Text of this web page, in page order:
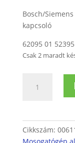
Bosch/
kapcsoló
62095 01 52395
Csak 2 maradt
Neff
mosogatógép
Cikkszám: